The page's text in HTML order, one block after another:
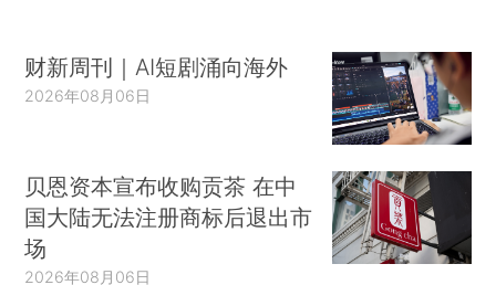
财新周刊｜AI短剧涌向海外
2026年08月06日
贝恩资本宣布收购贡茶 在中
国大陆无法注册商标后退出市
场
2026年08月06日